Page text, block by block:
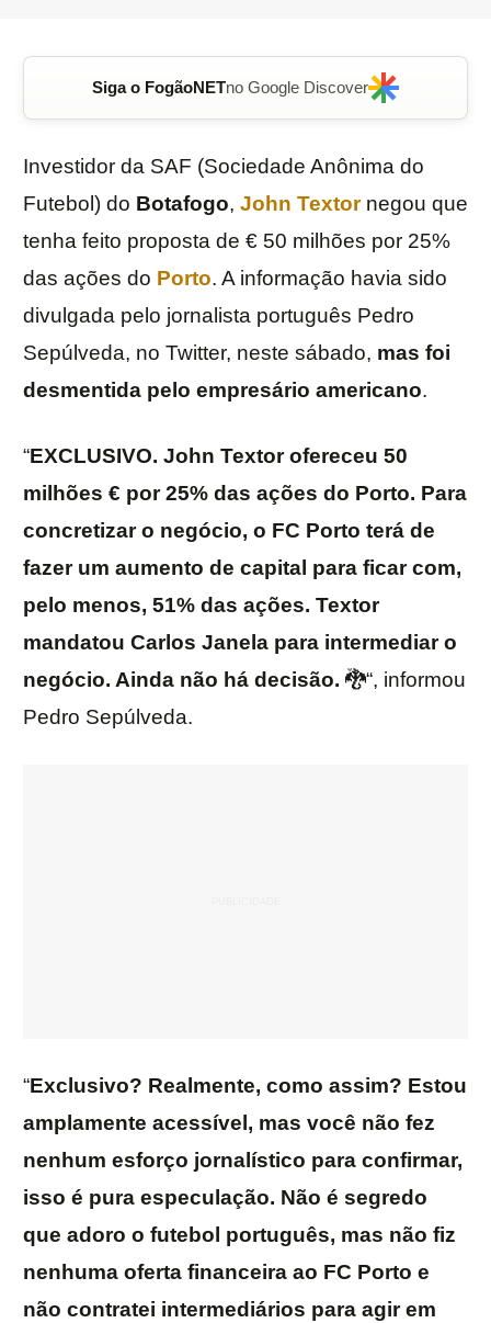
Siga o FogãoNETno Google Discover
Investidor da SAF (Sociedade Anônima do
Futebol) do Botafogo, John Textornegou que
tenha feito proposta de € 50 milhões por 25%
das ações do Porto. A informação havia sido
divulgada pelo jornalista português Pedro
Sepúlveda, no Twitter, neste sábado, mas foi
desmentida pelo empresário americano.
“EXCLUSIVO. John Textor ofereceu 50
milhões € por 25% das ações do Porto. Para
concretizar o negócio, o FC Porto terá de
fazer um aumento de capital para ficar com,
pelo menos, 51% das ações. Textor
mandatou Carlos Janela para intermediar o
negócio. Ainda não há decisão. 🐉“, informou
Pedro Sepúlveda.
“Exclusivo? Realmente, como assim? Estou
amplamente acessível, mas você não fez
nenhum esforço jornalístico para confirmar,
isso é pura especulação. Não é segredo
que adoro o futebol português, mas não fiz
nenhuma oferta financeira ao FC Porto e
não contratei intermediários para agir em